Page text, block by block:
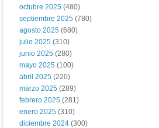
octubre 2025 (480)
septiembre 2025 (780)
agosto 2025 (680)
julio 2025 (310)
junio 2025 (280)
mayo 2025 (100)
abril 2025 (220)
marzo 2025 (289)
febrero 2025 (281)
enero 2025 (310)
diciembre 2024 (300)